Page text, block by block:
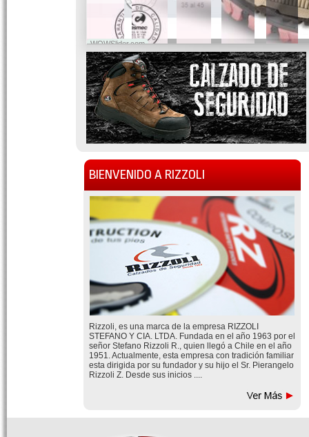
WOWSlider.com
BIENVENIDO A RIZZOLI
Rizzoli, es una marca de la empresa RIZZOLI
STEFANO Y CIA. LTDA. Fundada en el año 1963 por el
señor Stefano Rizzoli R., quien llegó a Chile en el año
1951. Actualmente, esta empresa con tradición familiar
esta dirigida por su fundador y su hijo el Sr. Pierangelo
Rizzoli Z. Desde sus inicios ....